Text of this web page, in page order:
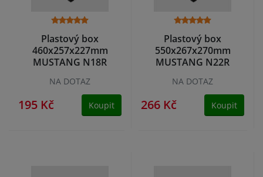
Plastový box
460x257x227mm
MUSTANG N18R
NA DOTAZ
195 Kč Koupit
Plastový box
550x267x270mm
MUSTANG N22R
NA DOTAZ
266 Kč Koupit